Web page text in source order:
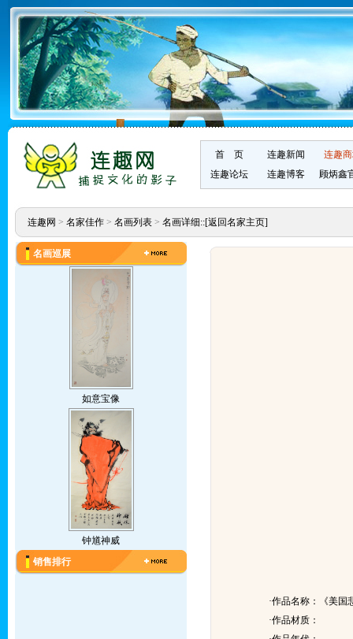
首 页 连趣新闻
连趣
连趣论坛
连趣博客 顾炳鑫
连趣网 > 名家佳作> 名画列表> 名画详细::[返回名家主页]
名画巡展
如意宝像
钟馗神威
销售排行
·作品名称：《美国
·作品材质：